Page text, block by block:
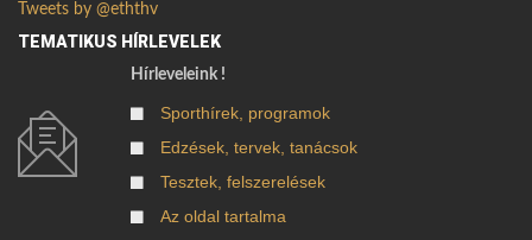
Tweets by @eththv
TEMATIKUS HÍRLEVELEK
Hírleveleink !
Sporthírek, programok
Edzések, tervek, tanácsok
Tesztek, felszerelések
Az oldal tartalma